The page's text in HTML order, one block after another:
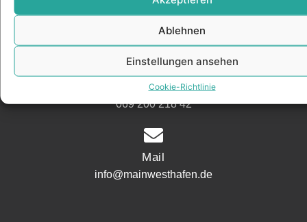
Ablehnen
Einstellungen ansehen
Cookie-Richtlinie
Telefon
069 200 218 41
Fax
069 200 218 42
Mail
info@mainwesthafen.de